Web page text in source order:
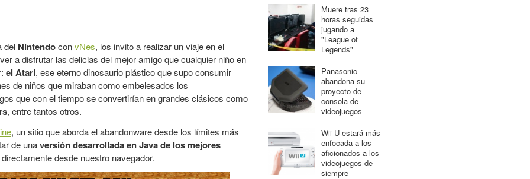
del NintendoconvNes, los invito a realizar un viaje en el
a disfrutar las delicias del mejor amigo que cualquier niño en
el Atari, ese eterno dinosaurio plástico que supo consumir
de niños que miraban como embelesados los
que con el tiempo se convertirían en grandes clásicos como
, entre tantos otros.
, un sitio que aborda el abandonware desde los límites más
de unaversión desarrollada en Java de los mejores
directamente desde nuestro navegador.
Muere tras 23
horas seguidas
jugando a
"League of
Legends"
Panasonic
abandona su
proyecto de
consola de
videojuegos
Wii U estará más
enfocada a los
aficionados a los
videojuegos de
siempre